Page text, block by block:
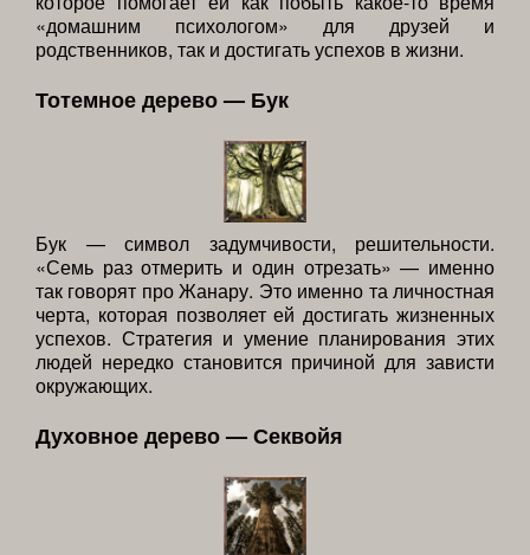
«домашним психологом» для друзей и
родственников, так и достигать успехов в жизни.
Тотемное дерево — Бук
Бук — символ задумчивости, решительности.
«Семь раз отмерить и один отрезать» — именно
так говорят про Жанару. Это именно та личностная
черта, которая позволяет ей достигать жизненных
успехов. Стратегия и умение планирования этих
людей нередко становится причиной для зависти
окружающих.
Духовное дерево — Секвойя